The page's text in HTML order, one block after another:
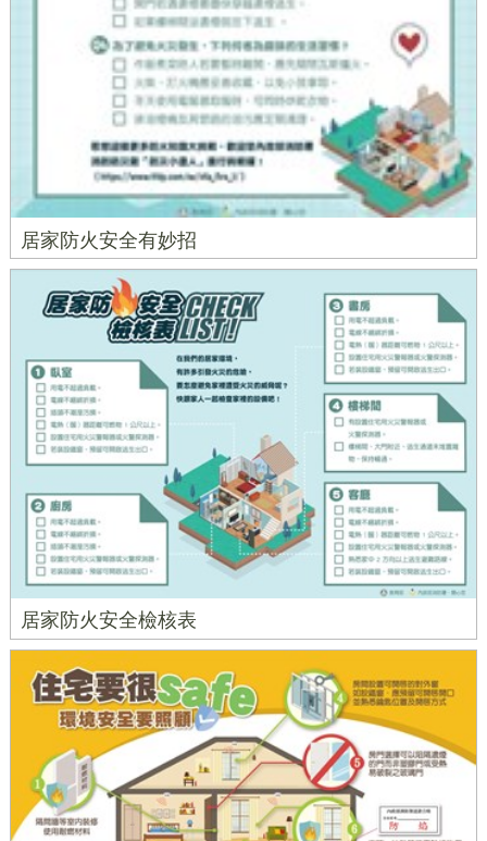
居家防火安全有妙招
居家防火安全檢核表